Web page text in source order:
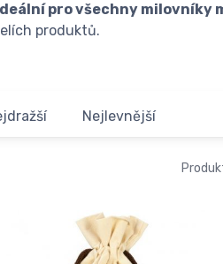
pro všechny milovníky
produktů.
Nejlevnější